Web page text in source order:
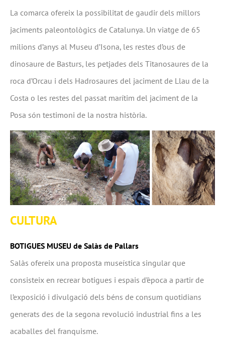
La comarca ofereix la possibilitat de gaudir dels millors
jaciments paleontològics de Catalunya. Un viatge de 65
milions d’anys al Museu d’Isona, les restes d’ous de
dinosaure de Basturs, les petjades dels Titanosaures de la
roca d’Orcau i dels Hadrosaures del jaciment de Llau de la
Costa o les restes del passat marítim del jaciment de la
Posa són testimoni de la nostra història.
CULTURA
BOTIGUES MUSEU de Salàs de Pallars
Salàs ofereix una proposta museística singular que
consisteix en recrear botigues i espais d’època a partir de
l’exposició i divulgació dels béns de consum quotidians
generats des de la segona revolució industrial fins a les
acaballes del franquisme.